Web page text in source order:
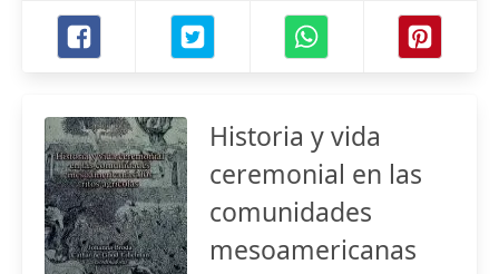
Historia y vida
ceremonial en las
comunidades
mesoamericanas